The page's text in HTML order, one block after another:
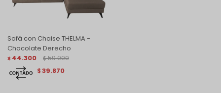
Sofá con Chaise THELMA -
Chocolate Derecho
$ 44.300 $ 59.900
$39.870